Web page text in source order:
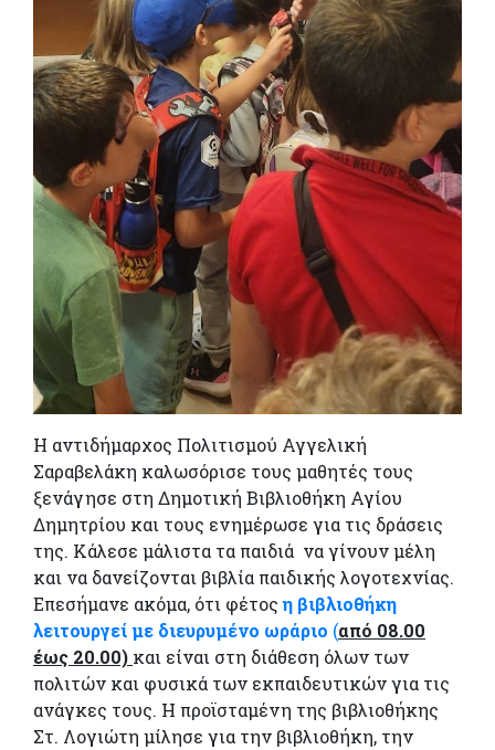
Η αντιδήμαρχος Πολιτισμού Αγγελική
Σαραβελάκη καλωσόρισε τους μαθητές τους
ξενάγησε στη Δημοτική Βιβλιοθήκη Αγίου
Δημητρίου και τους ενημέρωσε για τις δράσεις
της. Κάλεσε μάλιστα τα παιδιά να γίνουν μέλη
και να δανείζονται βιβλία παιδικής λογοτεχνίας.
Επεσήμανε ακόμα, ότι φέτοςη βιβλιοθήκη
λειτουργεί με διευρυμένο ωράριο (από 08.00
έως 20.00) και είναι στη διάθεση όλων των
πολιτών και φυσικά των εκπαιδευτικών για τις
ανάγκες τους. Η προϊσταμένη της βιβλιοθήκης
Στ. Λογιώτη μίλησε για την βιβλιοθήκη, την